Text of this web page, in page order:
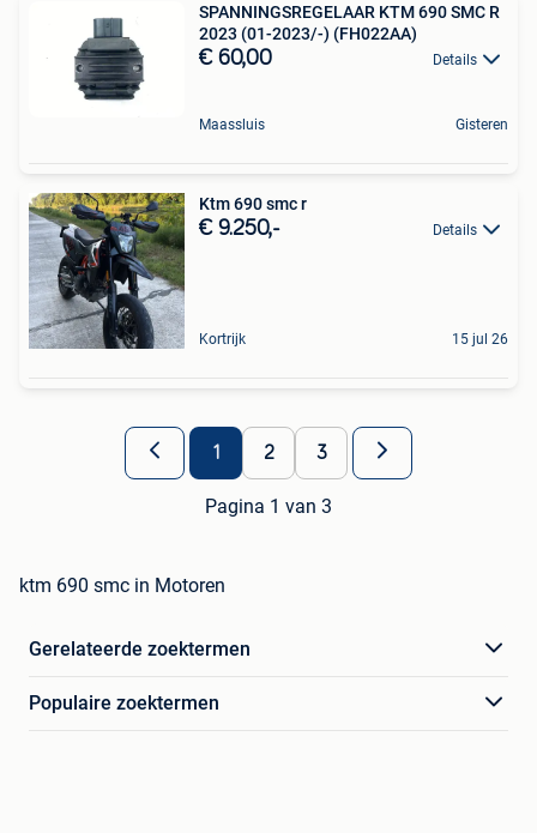
SPANNINGSREGELAAR KTM 690 SMC R
2023 (01-2023/-) (FH022AA)
€ 60,00 Details
Maassluis Gisteren
Ktm 690 smc r
€ 9.250,- Details
Kortrijk 15 jul 26
1 2 3
Pagina 1 van 3
ktm 690 smc in Motoren
Gerelateerde zoektermen
Populaire zoektermen